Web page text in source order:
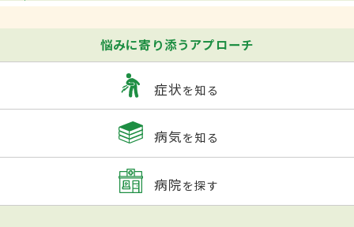
悩みに寄り添うアプローチ
症状を知る
病気を知る
病院を探す